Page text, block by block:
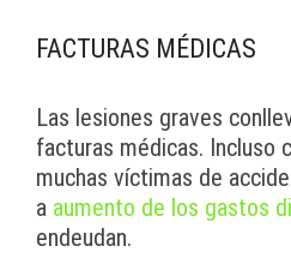
FACTURAS MÉDICAS
Las lesiones graves
facturas médicas. Incluso
muchas víctimas de
a aumento de los gastos
endeudan.